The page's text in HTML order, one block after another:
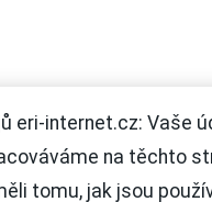
eri-internet.cz: Vaše
na těchto
tomu, jak jsou